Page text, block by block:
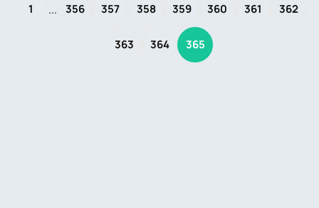
1 ... 356 357 358 359 360 361 362
363 364 365